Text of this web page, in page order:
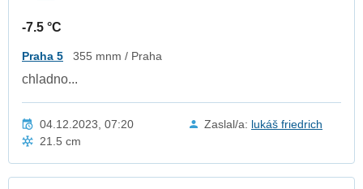
-7.5 °C
Praha 5 355 mnm / Praha
chladno...
04.12.2023, 07:20 Zaslal/a: lukáš friedrich
21.5 cm